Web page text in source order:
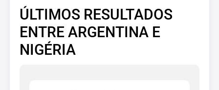
ÚLTIMOS RESULTADOS
ENTRE ARGENTINA E
NIGÉRIA